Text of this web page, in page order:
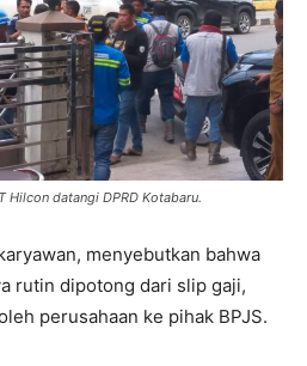
Hilcon datangi DPRD Kotabaru.
menyebutkan bahwa
rutin dipotong dari slip gaji,
perusahaan ke pihak BPJS.